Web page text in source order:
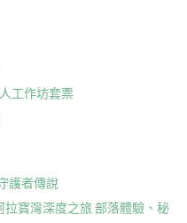
工作坊套票
護者傳說
拉寶灣深度之旅 部落體驗、秘